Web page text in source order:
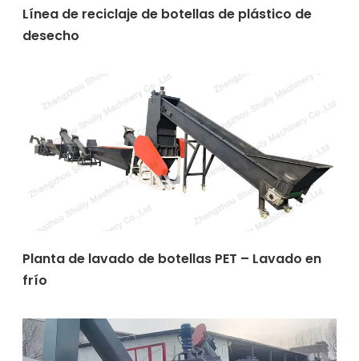
Línea de reciclaje de botellas de plástico de
desecho
Planta de lavado de botellas PET – Lavado en
frío